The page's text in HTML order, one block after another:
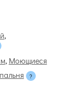
,
, Моющиеся